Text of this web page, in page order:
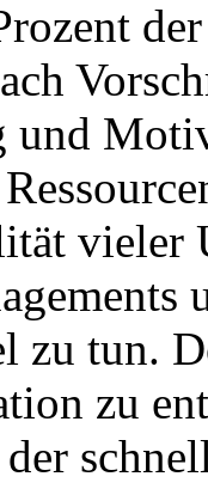
und
vieler
zu tun.
zu